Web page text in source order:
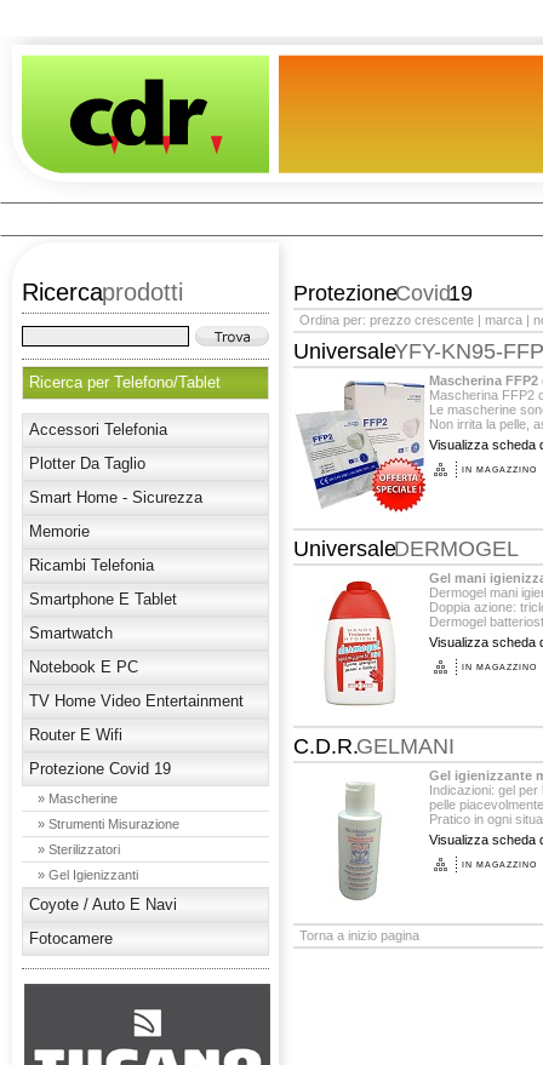
Ricercaprodotti
Ricerca per Telefono/Tablet
Accessori Telefonia
Plotter Da Taglio
Smart Home - Sicurezza
Memorie
Ricambi Telefonia
Smartphone E Tablet
Smartwatch
Notebook E PC
TV Home Video Entertainment
Router E Wifi
Protezione Covid 19
» Mascherine
» Strumenti Misurazione
» Sterilizzatori
» Gel Igienizzanti
Coyote / Auto E Navi
Fotocamere
ProtezioneCovid19
Ordina per: prezzo crescente | marca |
UniversaleYFY-KN95-
Mascherina FFP2
Mascherina FFP2
Le mascherine
Non irrita la pelle,
Visualizza scheda
IN MAGAZZINO
UniversaleDERMOGEL
Gel mani
Dermogel mani
Doppia azione:
Dermogel
Non unge, non
Visualizza scheda
IN MAGAZZINO
C.D.R.GELMANI
Gel igienizzante
Indicazioni: gel
pelle
Pratico in ogni
Visualizza scheda
IN MAGAZZINO
Torna a inizio pagina